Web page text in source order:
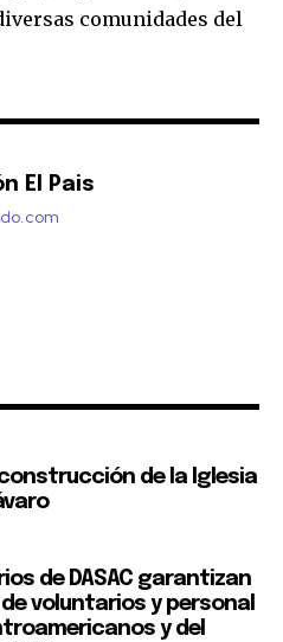
comunidades del
El Pais
de la Iglesia
de DASAC garantizan
voluntarios y personal
y del